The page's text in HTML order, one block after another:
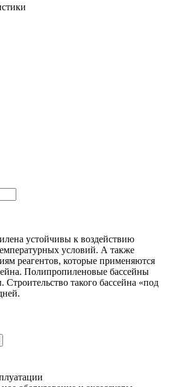
устойчивы к воздействию
условий. А также
реагентов, которые применяются
Полипропиленовые бассейны
такого бассейна «под